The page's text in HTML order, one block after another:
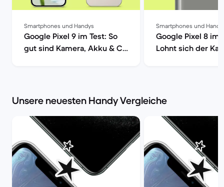
Smartphones und Handys
Google Pixel 9 im Test: So
gut sind Kamera, Akku & Co
Smartphones und
Google Pixel 8 im
Lohnt sich der
Unsere neuesten Handy Vergleiche